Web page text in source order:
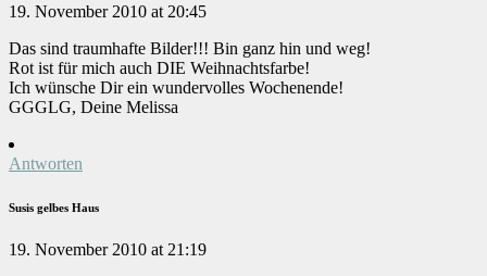
19. November 2010 at 20:45
Das sind traumhafte Bilder!!! Bin ganz hin und weg!
Rot ist für mich auch DIE Weihnachtsfarbe!
Ich wünsche Dir ein wundervolles Wochenende!
GGGLG, Deine Melissa
Antworten
Susis gelbes Haus
19. November 2010 at 21:19